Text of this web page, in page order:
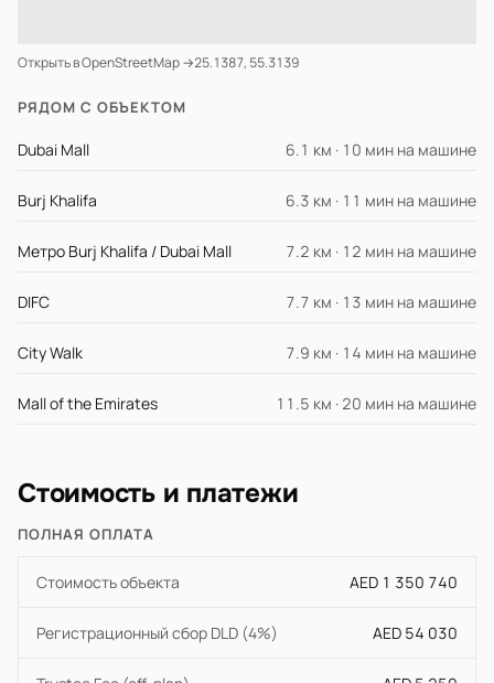
Открыть в OpenStreetMap →25.1387, 55.3139
РЯДОМ С ОБЪЕКТОМ
Dubai Mall 6.1 км · 10 мин на машине
Burj Khalifa 6.3 км · 11 мин на машине
Метро Burj Khalifa / Dubai Mall 7.2 км · 12 мин на машине
DIFC 7.7 км · 13 мин на машине
City Walk 7.9 км · 14 мин на машине
Mall of the Emirates 11.5 км · 20 мин на машине
Стоимость и платежи
ПОЛНАЯ ОПЛАТА
Стоимость объекта AED 1 350 740
Регистрационный сбор DLD (4%) AED 54 030